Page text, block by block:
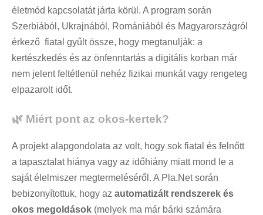
életmód kapcsolatát járta körül. A program során
Szerbiából, Ukrajnából, Romániából és Magyarországról
érkező fiatal gyűlt össze, hogy megtanulják: a
kertészkedés és az önfenntartás a digitális korban már
nem jelent feltétlenül nehéz fizikai munkát vagy rengeteg
elpazarolt időt.
🌿 Miért pont az okos-kertek?
A projekt alapgondolata az volt, hogy sok fiatal és felnőtt
a tapasztalat hiánya vagy az időhiány miatt mond le a
saját élelmiszer megtermeléséről. A Pla.Net során
bebizonyítottuk, hogy az automatizált rendszerek és
okos megoldások (melyek ma már bárki számára